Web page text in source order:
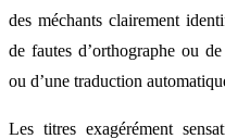
des méchants clairement
de fautes d’orthographe ou
ou d’une traduction
Les titres exagérément